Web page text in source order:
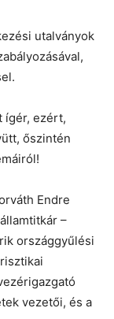
utalványok
ígér, ezért,
őszintén
Endre
–
országgyűlési
vezetői, és a